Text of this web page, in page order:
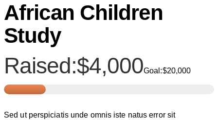
African Children
Study
Raised:$4,000Goal:$20,000
Sed ut perspiciatis unde omnis iste natus error sit